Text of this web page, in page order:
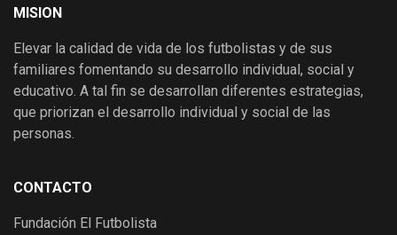
MISION
Elevar la calidad de vida de los futbolistas y de sus
familiares fomentando su desarrollo individual, social y
educativo. A tal fin se desarrollan diferentes estrategias,
que priorizan el desarrollo individual y social de las
personas.
CONTACTO
Fundación El Futbolista